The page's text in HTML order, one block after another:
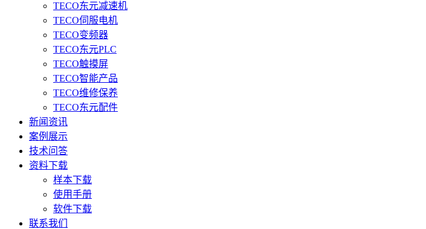
TECO东元减速机
TECO伺服电机
TECO变频器
TECO东元PLC
TECO触摸屏
TECO智能产品
TECO维修保养
TECO东元配件
新闻资讯
案例展示
技术问答
资料下载
样本下载
使用手册
软件下载
联系我们